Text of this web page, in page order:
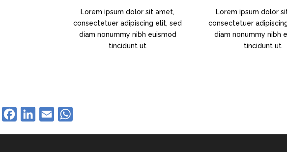
Lorem ipsum dolor sit amet,
consectetuer adipiscing elit, sed
diam nonummy nibh euismod
tincidunt ut
Lorem ipsum dolor
consectetuer
diam nonummy nibh
tincidunt ut
FacebookLinkedIn
Email